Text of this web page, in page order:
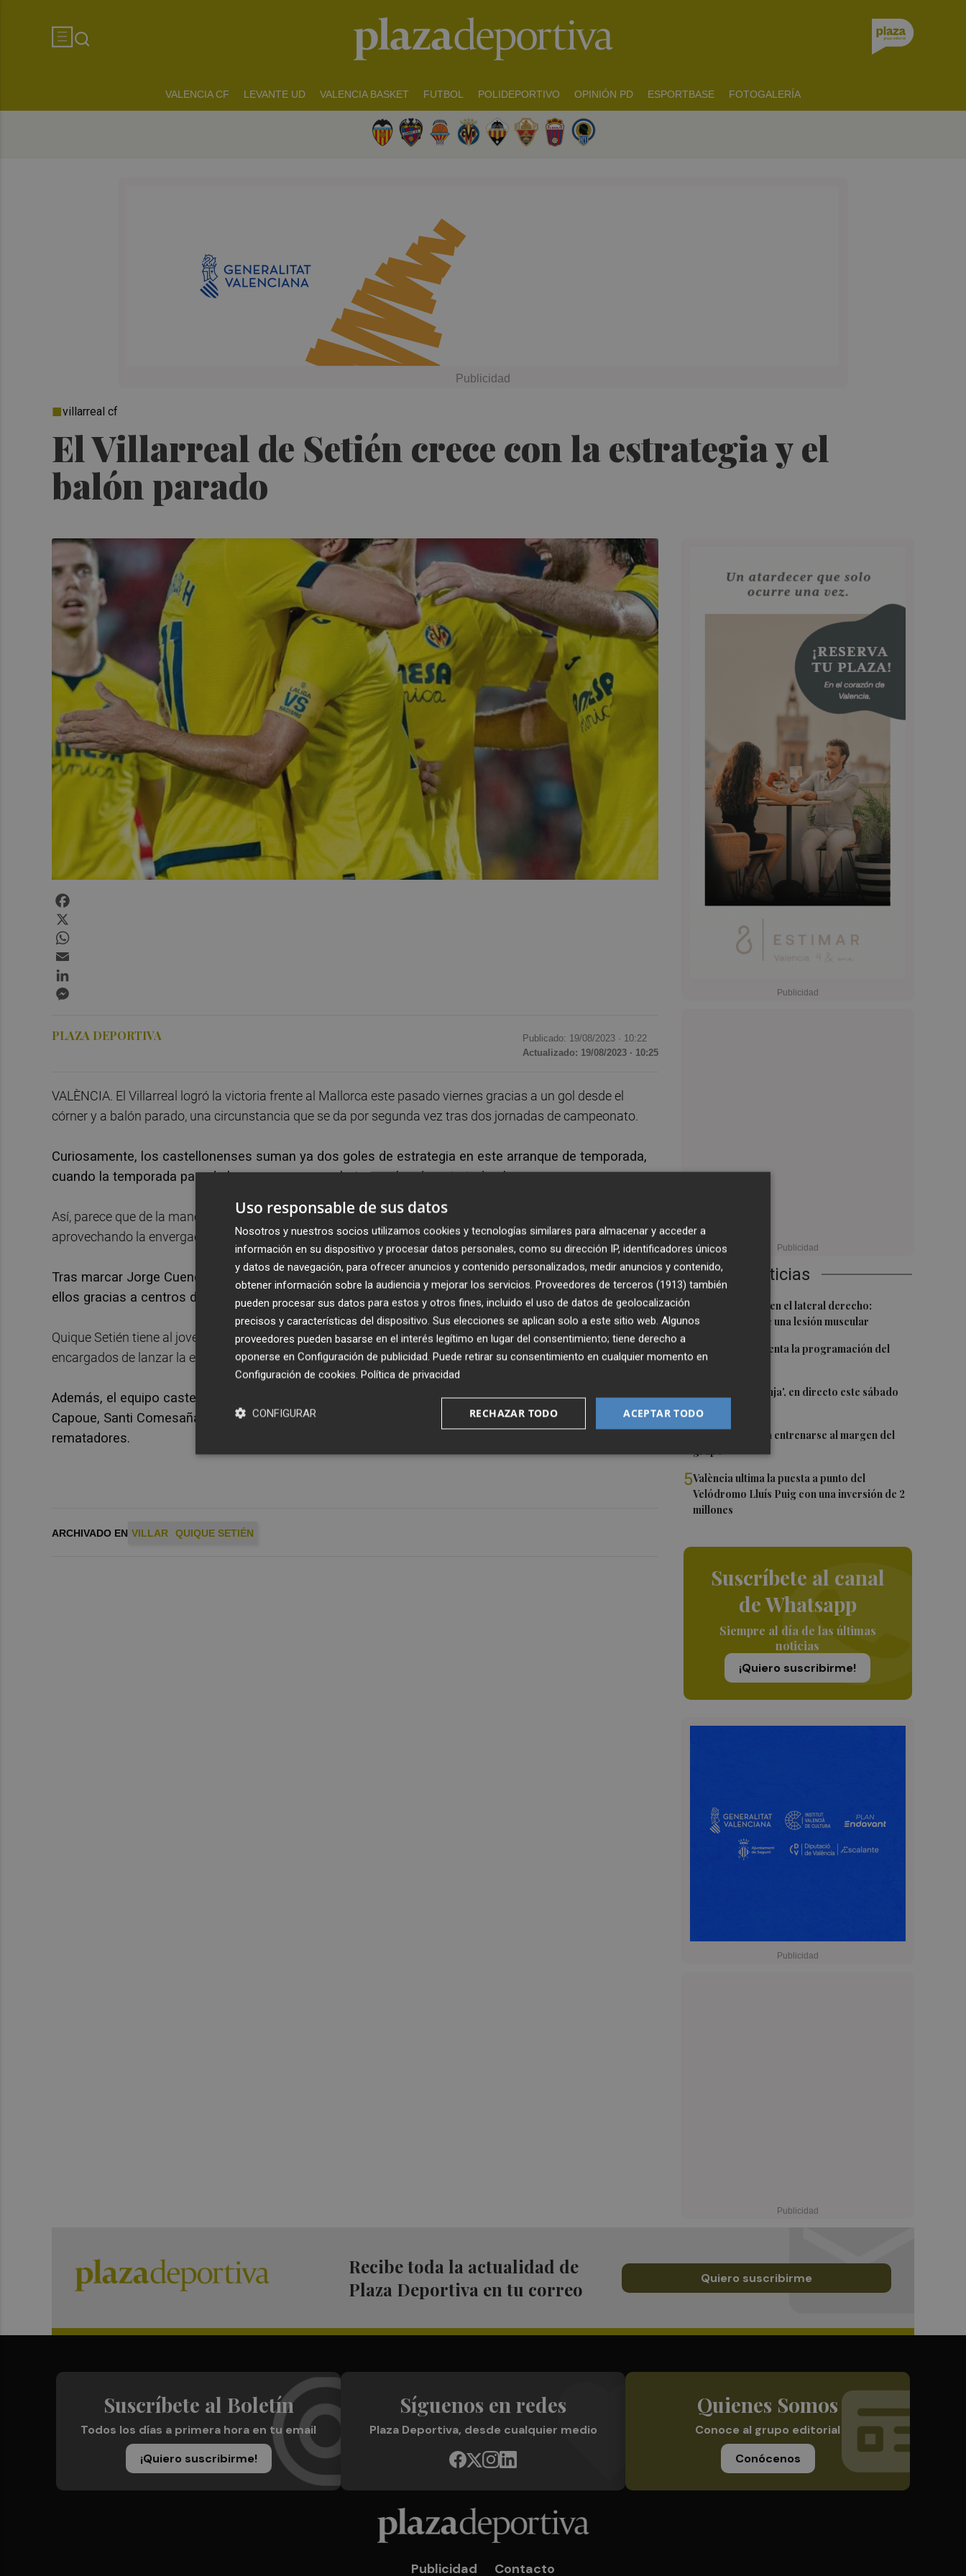
VALENCIA CF LEVANTE UD VALENCIA BASKET FUTBOL POLIDEPORTIVO OPINIÓN PD ESPORTBASE FOTOGALERÍA
El Villarreal de Setién crece con la estrategia y el
balón parado
villarreal cf
Últimas Noticias
1
Más problemas en el lateral derecho:
Monferrer sufre una lesión muscular
2 El Valencia presenta la programación del
Trofeu Taronja
3 El 'Trofeu Taronja', en directo este sábado
por À Punt
4 Almeida vuelve a entrenarse al margen del
grupo
5València ultima la puesta a punto del
Velódromo Lluís Puig con una inversión de 2
millones
Suscríbete al canal
de Whatsapp
Siempre al día de las últimas
noticias
¡Quiero suscribirme!
PLAZA DEPORTIVA Publicado: 19/08/2023 · 10:22
Actualizado: 19/08/2023 · 10:25
VALÈNCIA. El Villarreal logró la victoria frente al Mallorca este pasado viernes gracias a un gol desde el
córner y a balón parado, una circunstancia que se da por segunda vez tras dos jornadas de campeonato.
Curiosamente, los castellonenses suman ya dos goles de estrategia en este arranque de temporada,
cuando la temporada pasada lograron marcar solo tres goles durante todo el curso.
Así, parece que de la mano de Quique Setién el equipo ha logrado mejorar en este tipo de jugadas,
aprovechando la envergadura y la potencia de algunos de sus jugadores de plantilla.
Tras marcar Jorge Cuenca en la primera jornada, lo ha hecho Gerard Moreno en la segunda, todos
ellos gracias a centros de Álex Baena.
Quique Setién tiene al joven centrocampista andaluz y al madrileño Dani Parejo, como los futbolistas
encargados de lanzar la estrategia.
Además, el equipo castellonense cuenta con jugadores como Gerard Moreno, Alex Sorloth, Étienne
Capoue, Santi Comesaña, Juan Foyth, Raúl Albiol y Ben Brereton entre otros, como potenciales
rematadores.
ARCHIVADO EN VILLAR QUIQUE SETIÉN
Recibe toda la actualidad de
Plaza Deportiva en tu correo
Quiero suscribirme
Suscríbete al Boletín
Todos los días a primera hora en tu email
¡Quiero suscribirme!
Síguenos en redes
Plaza Deportiva, desde cualquier medio
Quienes Somos
Conoce al grupo editorial
Conócenos
Publicidad Contacto
Uso responsable de sus datos
Nosotros y nuestros socios utilizamos cookies y tecnologías similares para almacenar y acceder a
información en su dispositivo y procesar datos personales, como su dirección IP, identificadores únicos
y datos de navegación, para ofrecer anuncios y contenido personalizados, medir anuncios y contenido,
obtener información sobre la audiencia y mejorar los servicios. Proveedores de terceros (1913) también
pueden procesar sus datos para estos y otros fines, incluido el uso de datos de geolocalización
precisos y características del dispositivo. Sus elecciones se aplican solo a este sitio web. Algunos
proveedores pueden basarse en el interés legítimo en lugar del consentimiento; tiene derecho a
oponerse en Configuración de publicidad. Puede retirar su consentimiento en cualquier momento en
Configuración de cookies. Política de privacidad
ACEPTAR TODO
RECHAZAR TODO
CONFIGURAR